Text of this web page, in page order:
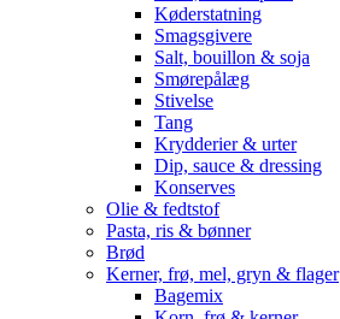
Køderstatning
Smagsgivere
Salt, bouillon & soja
Smørepålæg
Stivelse
Tang
Krydderier & urter
Dip, sauce & dressing
Konserves
Olie & fedtstof
Pasta, ris & bønner
Brød
Kerner, frø, mel, gryn & flager
Bagemix